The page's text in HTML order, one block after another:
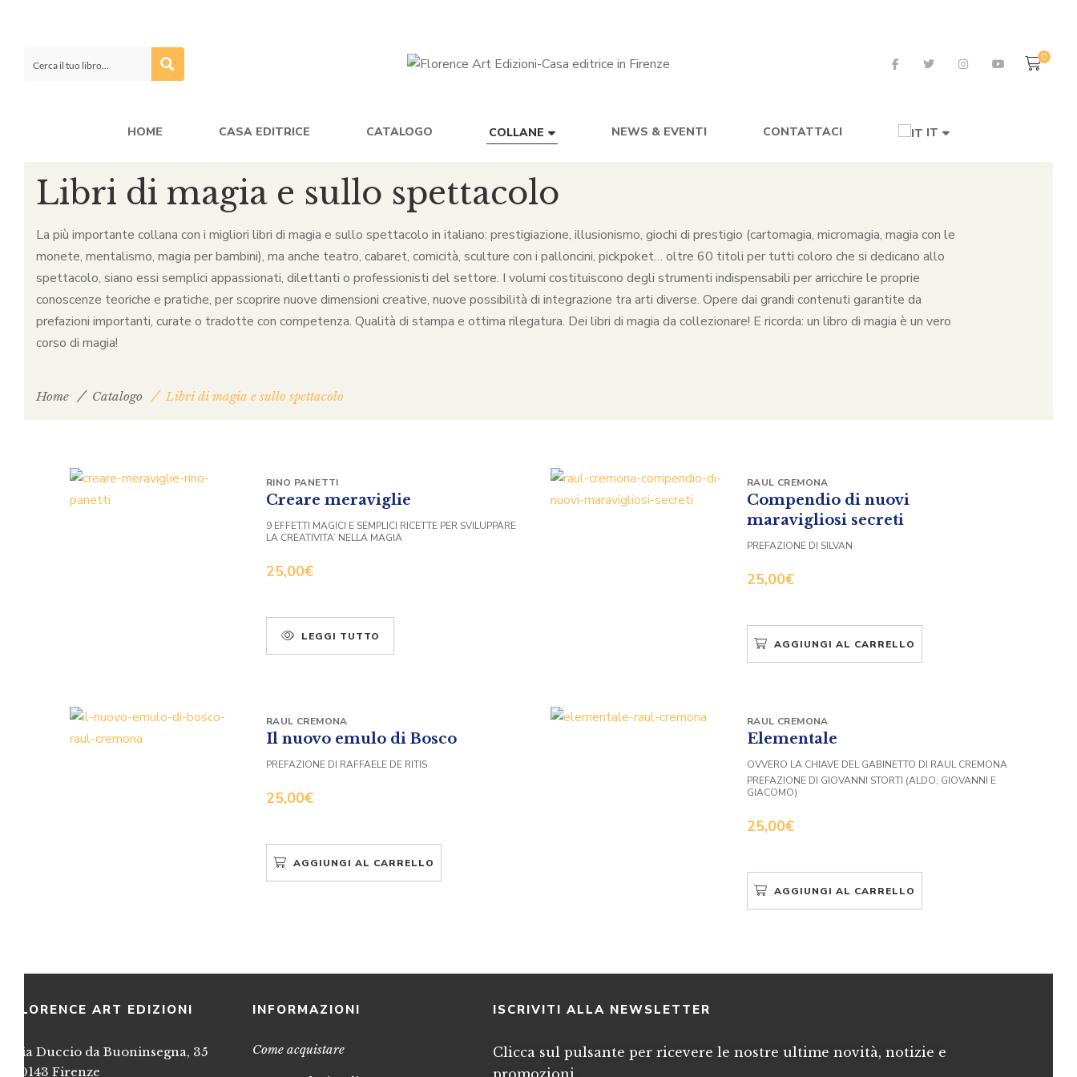
0
HOME CASA EDITRICE CATALOGO COLLANE NEWS & EVENTI CONTATTACI IT
Libri di magia e sullo spettacolo
La più importante collana con i migliori libri di magia e sullo spettacolo in italiano: prestigiazione, illusionismo, giochi di prestigio (cartomagia, micromagia, magia con le
monete, mentalismo, magia per bambini), ma anche teatro, cabaret, comicità, sculture con i palloncini, pickpoket… oltre 60 titoli per tutti coloro che si dedicano allo
spettacolo, siano essi semplici appassionati, dilettanti o professionisti del settore. I volumi costituiscono degli strumenti indispensabili per arricchire le proprie
conoscenze teoriche e pratiche, per scoprire nuove dimensioni creative, nuove possibilità di integrazione tra arti diverse. Opere dai grandi contenuti garantite da
prefazioni importanti, curate o tradotte con competenza. Qualità di stampa e ottima rilegatura. Dei libri di magia da collezionare! E ricorda: un libro di magia è un vero
corso di magia!
Home Catalogo Libri di magia e sullo spettacolo
Creare meraviglie
25,00€
RINO PANETTI
9 EFFETTI MAGICI E SEMPLICI RICETTE PER SVILUPPARE
LA CREATIVITA’ NELLA MAGIA
LEGGI TUTTO
Compendio di nuovi
maravigliosi secreti
25,00€
RAUL CREMONA
PREFAZIONE DI SILVAN
AGGIUNGI AL CARRELLO
Il nuovo emulo di Bosco
25,00€
RAUL CREMONA
PREFAZIONE DI RAFFAELE DE RITIS
AGGIUNGI AL CARRELLO
Elementale
25,00€
RAUL CREMONA
OVVERO LA CHIAVE DEL GABINETTO DI RAUL CREMONA
PREFAZIONE DI GIOVANNI STORTI (ALDO, GIOVANNI E
GIACOMO)
AGGIUNGI AL CARRELLO
FLORENCE ART EDIZIONI
Via Duccio da Buoninsegna, 35
50143 Firenze
INFORMAZIONI
Come acquistare
ISCRIVITI ALLA NEWSLETTER
Clicca sul pulsante per ricevere le nostre ultime novità, notizie e
promozioni